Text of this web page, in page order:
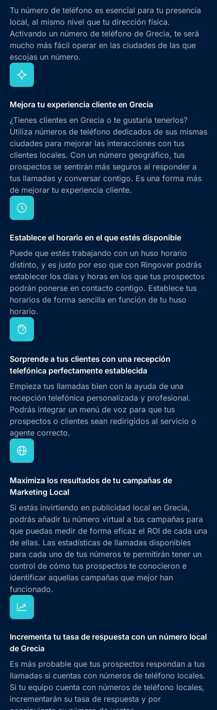
Tu número de teléfono es esencial para tu presencia
local, al mismo nivel que tu dirección física.
Activando un número de teléfono de Grecia, te será
mucho más fácil operar en las ciudades de las que
escojas un número.
Mejora tu experiencia cliente en Grecia
¿Tienes clientes en Grecia o te gustaría tenerlos?
Utiliza números de teléfono dedicados de sus mismas
ciudades para mejorar las interacciones con tus
clientes locales. Con un número geográfico, tus
prospectos se sentirán más seguros al responder a
tus llamadas y conversar contigo. Es una forma más
de mejorar tu experiencia cliente.
Establece el horario en el que estés disponible
Puede que estés trabajando con un huso horario
distinto, y es justo por eso que con Ringover podrás
establecer los días y horas en los que tus prospectos
podrán ponerse en contacto contigo. Establece tus
horarios de forma sencilla en función de tu huso
horario.
Sorprende a tus clientes con una recepción
telefónica perfectamente establecida
Empieza tus llamadas bien con la ayuda de una
recepción telefónica personalizada y profesional.
Podrás integrar un menú de voz para que tus
prospectos o clientes sean redirigidos al servicio o
agente correcto.
Maximiza los resultados de tu campañas de
Marketing Local
Si estás invirtiendo en publicidad local en Grecia,
podrás añadir tu número virtual a tus campañas para
que puedas medir de forma eficaz el ROI de cada una
de ellas. Las estadísticas de llamadas disponibles
para cada uno de tus números te permitirán tener un
control de cómo tus prospectos te conocieron e
identificar aquellas campañas que mejor han
funcionado.
Incrementa tu tasa de respuesta con un número local
de Grecia
Es más probable que tus prospectos respondan a tus
llamadas si cuentas con números de teléfono locales.
Si tu equipo cuenta con números de teléfono locales,
incrementarán su tasa de respuesta y por